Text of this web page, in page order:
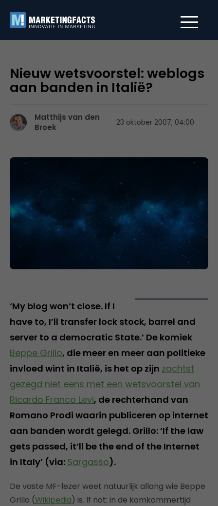
Nieuw wetsvoorstel: weblogs
aan banden in Italië?
Matthijs van den
Broek
23 oktober 2007, 04:00
‘My blog won’t close. If I
have to, I’ll transfer lock stock, barrel and
server to a democratic State.’ De komiek
Beppe Grillo, die meer en meer aan politieke
invloed wint in Italië, is het op zijn zachtst
gezegd niet eens met een wetsvoorstel van
Ricardo Franco Levi, de rechterhand van
Romano Prodi waarin publiceren op internet
aan banden wordt gelegd. Grillo: ‘If the law
gets passed, it’ll be the end of the Internet
in Italy’ (via: Sargasso).
De vaste MF-lezer weet natuurlijk allang wie Beppe
Grillo (Wikipedia) is. If not: in de komkommertijd